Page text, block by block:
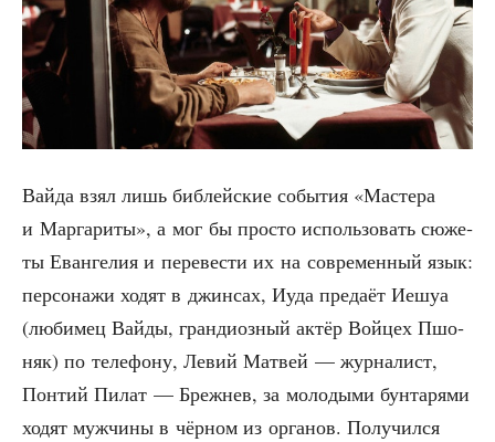
Вай­да взял лишь биб­лей­ские собы­тия «Масте­ра
и Мар­га­ри­ты», а мог бы про­сто исполь­зо­вать сюже­
ты Еван­ге­лия и пере­ве­сти их на совре­мен­ный язык:
пер­со­на­жи ходят в джин­сах, Иуда пре­да­ёт Иешуа
(люби­мец Вай­ды, гран­ди­оз­ный актёр Вой­цех Пшо­
няк) по теле­фо­ну, Левий Мат­вей — жур­на­лист,
Пон­тий Пилат — Бреж­нев, за моло­ды­ми бун­та­ря­ми
ходят муж­чи­ны в чёр­ном из орга­нов. Полу­чил­ся